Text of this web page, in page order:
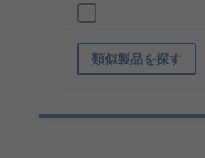
類似製品を探す